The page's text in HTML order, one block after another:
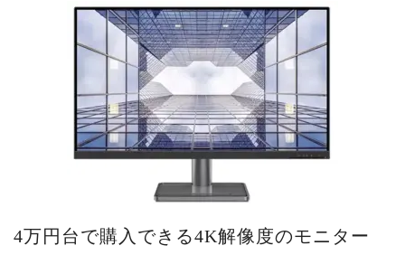
4万円台で購入できる4K解像度のモニター